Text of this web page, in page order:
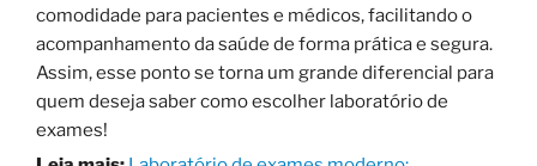
comodidade para pacientes e médicos, facilitando o
acompanhamento da saúde de forma prática e segura.
Assim, esse ponto se torna um grande diferencial para
quem deseja saber como escolher laboratório de
exames!